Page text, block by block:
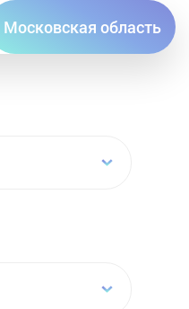
Московская область